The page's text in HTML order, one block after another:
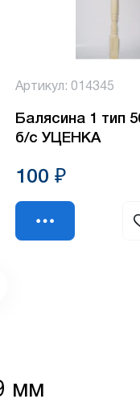
Артикул: 014345
Балясина 1 тип
б/с УЦЕНКА
100 ₽
мм